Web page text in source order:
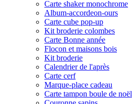
Carte shaker monochrome
Album-accordeon-ours
Carte cube pop-up
Kit broderie colombes
Carte Bonne année
Flocon et maisons bois
Kit broderie
Calendrier de l'après
Carte cerf
Marque-place cadeau
Carte tampon boule de noël